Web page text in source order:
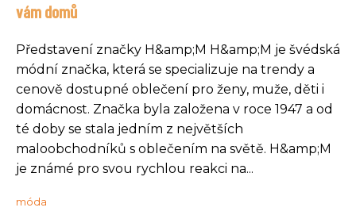
vám domů
Představení značky H&amp;M H&amp;M je švédská
módní značka, která se specializuje na trendy a
cenově dostupné oblečení pro ženy, muže, děti i
domácnost. Značka byla založena v roce 1947 a od
té doby se stala jedním z největších
maloobchodníků s oblečením na světě. H&amp;M
je známé pro svou rychlou reakci na...
móda